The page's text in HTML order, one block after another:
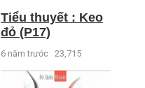
Tiểu thuyết : Keo
đỏ (P17)
6 năm trước 23,715